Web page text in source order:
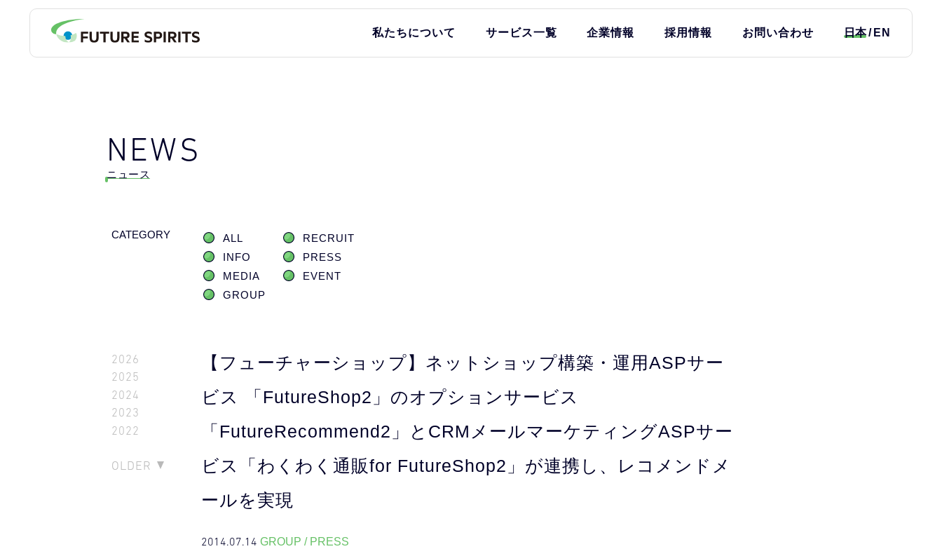
私たちについて サービス一覧 企業情報 採用情報 お問い合わせ 日本 EN
NEWS
ニュース
CATEGORY ALL
RECRUIT
INFO
PRESS
MEDIA
EVENT
GROUP
2026
2025
2024
2023
2022
OLDER
【フューチャーショップ】ネットショップ構築・運用ASPサー
ビス 「FutureShop2」のオプションサービス
「FutureRecommend2」とCRMメールマーケティングASPサー
ビス「わくわく通販for FutureShop2」が連携し、レコメンドメ
ールを実現
2014.07.14 GROUP / PRESS